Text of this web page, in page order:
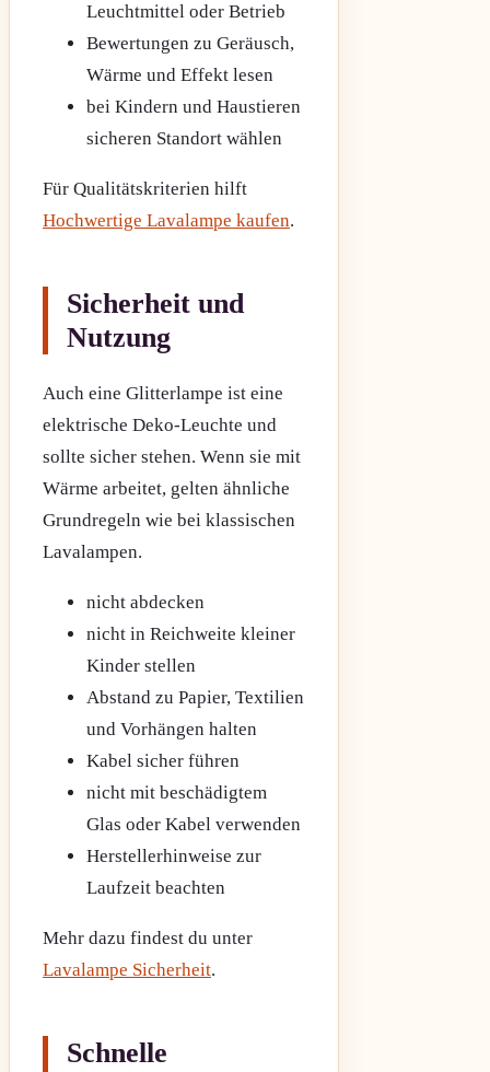
Leuchtmittel oder Betrieb
Bewertungen zu Geräusch,
Wärme und Effekt lesen
bei Kindern und Haustieren
sicheren Standort wählen
Für Qualitätskriterien hilft
Hochwertige Lavalampe kaufen.
Sicherheit und
Nutzung
Auch eine Glitterlampe ist eine
elektrische Deko-Leuchte und
sollte sicher stehen. Wenn sie mit
Wärme arbeitet, gelten ähnliche
Grundregeln wie bei klassischen
Lavalampen.
nicht abdecken
nicht in Reichweite kleiner
Kinder stellen
Abstand zu Papier, Textilien
und Vorhängen halten
Kabel sicher führen
nicht mit beschädigtem
Glas oder Kabel verwenden
Herstellerhinweise zur
Laufzeit beachten
Mehr dazu findest du unter
Lavalampe Sicherheit.
Schnelle